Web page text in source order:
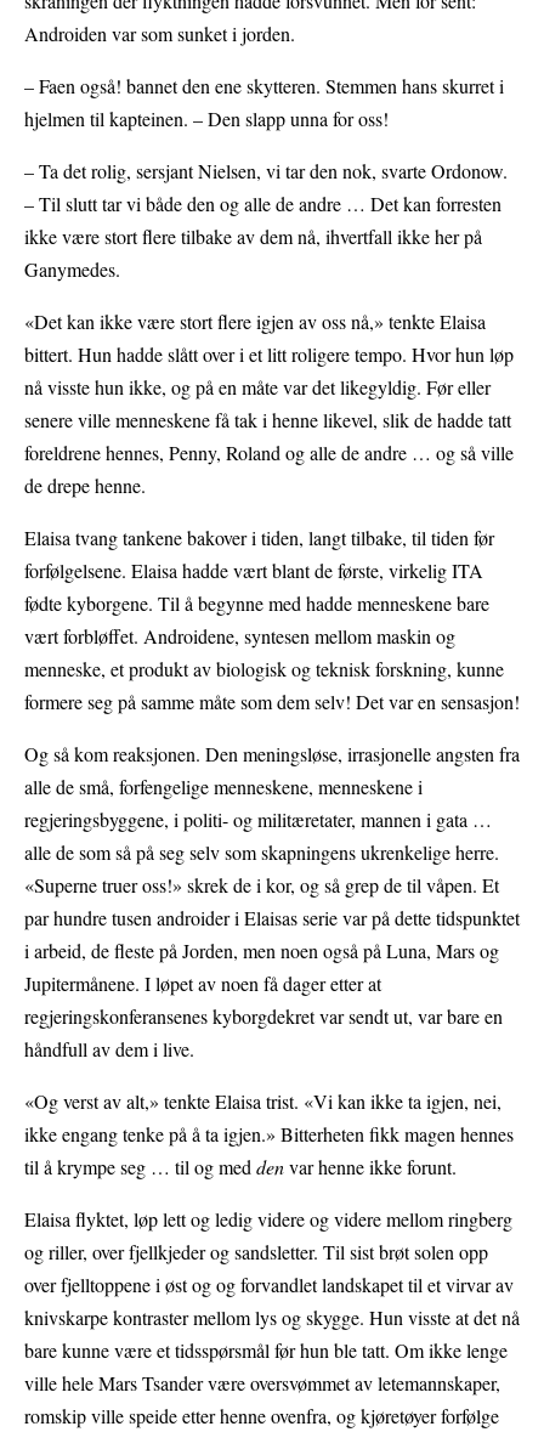
Androiden var som sunket i jorden.
– Faen også! bannet den ene skytteren. Stemmen hans skurret i
hjelmen til kapteinen. – Den slapp unna for oss!
– Ta det rolig, sersjant Nielsen, vi tar den nok, svarte Ordonow.
– Til slutt tar vi både den og alle de andre … Det kan forresten
ikke være stort flere tilbake av dem nå, ihvertfall ikke her på
Ganymedes.
«Det kan ikke være stort flere igjen av oss nå,» tenkte Elaisa
bittert. Hun hadde slått over i et litt roligere tempo. Hvor hun løp
nå visste hun ikke, og på en måte var det likegyldig. Før eller
senere ville menneskene få tak i henne likevel, slik de hadde tatt
foreldrene hennes, Penny, Roland og alle de andre … og så ville
de drepe henne.
Elaisa tvang tankene bakover i tiden, langt tilbake, til tiden før
forfølgelsene. Elaisa hadde vært blant de første, virkelig ITA
fødte kyborgene. Til å begynne med hadde menneskene bare
vært forbløffet. Androidene, syntesen mellom maskin og
menneske, et produkt av biologisk og teknisk forskning, kunne
formere seg på samme måte som dem selv! Det var en sensasjon!
Og så kom reaksjonen. Den meningsløse, irrasjonelle angsten fra
alle de små, forfengelige menneskene, menneskene i
regjeringsbyggene, i politi- og militæretater, mannen i gata …
alle de som så på seg selv som skapningens ukrenkelige herre.
«Superne truer oss!» skrek de i kor, og så grep de til våpen. Et
par hundre tusen androider i Elaisas serie var på dette tidspunktet
i arbeid, de fleste på Jorden, men noen også på Luna, Mars og
Jupitermånene. I løpet av noen få dager etter at
regjeringskonferansenes kyborgdekret var sendt ut, var bare en
håndfull av dem i live.
«Og verst av alt,» tenkte Elaisa trist. «Vi kan ikke ta igjen, nei,
ikke engang tenke på å ta igjen.» Bitterheten fikk magen hennes
til å krympe seg … til og med denvar henne ikke forunt.
Elaisa flyktet, løp lett og ledig videre og videre mellom ringberg
og riller, over fjellkjeder og sandsletter. Til sist brøt solen opp
over fjelltoppene i øst og og forvandlet landskapet til et virvar av
knivskarpe kontraster mellom lys og skygge. Hun visste at det nå
bare kunne være et tidsspørsmål før hun ble tatt. Om ikke lenge
ville hele Mars Tsander være oversvømmet av letemannskaper,
romskip ville speide etter henne ovenfra, og kjøretøyer forfølge